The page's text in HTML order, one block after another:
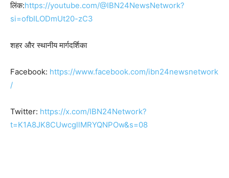
लिंक:https://youtube.com/@IBN24NewsNetwork?
si=ofbILODmUt20-zC3
शहर और स्थानीय मार्गदर्शिका
Facebook: https://www.facebook.com/ibn24newsnetwork
/
Twitter: https://x.com/IBN24Network?
t=K1A8JK8CUwcgllMRYQNPOw&s=08